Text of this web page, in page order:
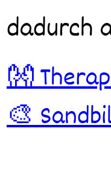
dadurch
Beitragsnavigation
👐
🎨